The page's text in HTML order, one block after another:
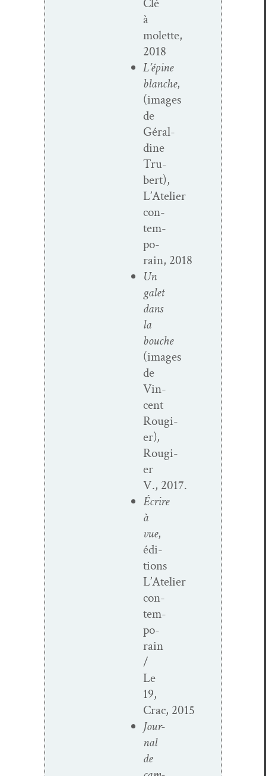
Clé
à
molette,
2018
L’épine
blanche,
(images
de
Géral­
dine
Tru­
bert),
L’Atelier
con­
tem­
po­
rain, 2018
Un
galet
dans
la
bouche
(images
de
Vin­
cent
Rougi­
er),
Rougi­
er
V., 2017.
Écrire
à
vue,
édi­
tions
L’Atelier
con­
tem­
po­
rain
/
Le
19,
Crac, 2015
Jour­
nal
de